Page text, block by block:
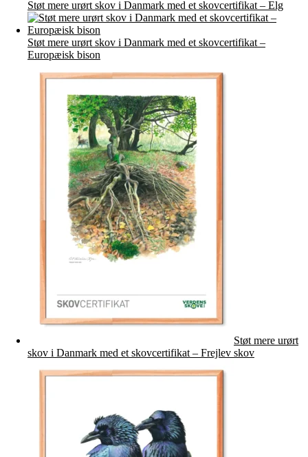
Støt mere urørt skov i Danmark med et skovcertifikat – Elg
Støt mere urørt skov i Danmark med et skovcertifikat –
Europæisk bison
Støt mere urørt
skov i Danmark med et skovcertifikat – Frejlev skov